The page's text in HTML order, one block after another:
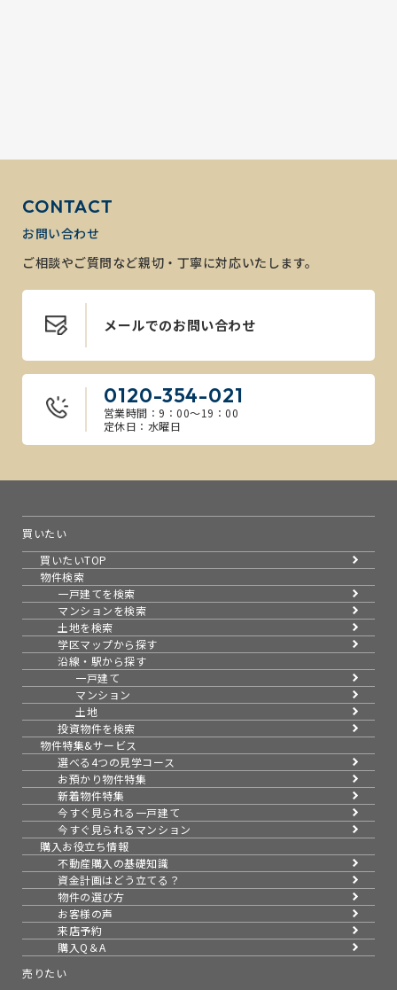
CONTACT
お問い合わせ
ご相談やご質問など親切・丁寧に対応いたします。
メールでのお問い合わせ
0120-354-021
営業時間：9：00～19：00
定休日：水曜日
買いたい
買いたいTOP
物件検索
一戸建てを検索
マンションを検索
土地を検索
学区マップから探す
沿線・駅から探す
一戸建て
マンション
土地
投資物件を検索
物件特集&サービス
選べる4つの見学コース
お預かり物件特集
新着物件特集
今すぐ見られる一戸建て
今すぐ見られるマンション
購入お役立ち情報
不動産購入の基礎知識
資金計画はどう立てる？
物件の選び方
お客様の声
来店予約
購入Q＆A
売りたい